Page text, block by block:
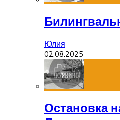
Юлия
02.08.2025
Остановка